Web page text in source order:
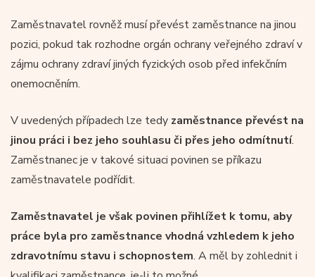
Zaměstnavatel rovněž musí převést zaměstnance na jinou
pozici, pokud tak rozhodne orgán ochrany veřejného zdraví v
zájmu ochrany zdraví jiných fyzických osob před infekčním
onemocněním.
V uvedených případech lze tedy zaměstnance převést na
jinou práci i bez jeho souhlasu či přes jeho odmítnutí.
Zaměstnanec je v takové situaci povinen se příkazu
zaměstnavatele podřídit.
Zaměstnavatel je však povinen přihlížet k tomu, aby
práce byla pro zaměstnance vhodná vzhledem k jeho
zdravotnímu stavu i schopnostem. A měl by zohlednit i